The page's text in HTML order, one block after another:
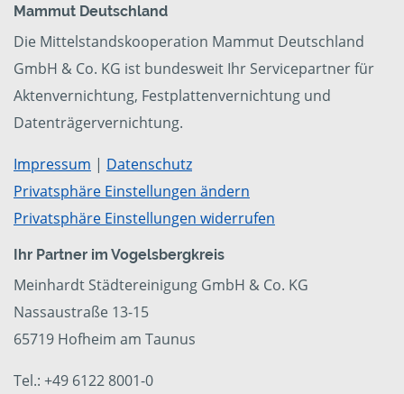
Mammut Deutschland
Die Mittelstandskooperation Mammut Deutschland
GmbH & Co. KG ist bundesweit Ihr Servicepartner für
Aktenvernichtung, Festplattenvernichtung und
Datenträgervernichtung.
Impressum | Datenschutz
Privatsphäre Einstellungen ändern
Privatsphäre Einstellungen widerrufen
Ihr Partner im Vogelsbergkreis
Meinhardt Städtereinigung GmbH & Co. KG
Nassaustraße 13-15
65719 Hofheim am Taunus
Tel.: +49 6122 8001-0